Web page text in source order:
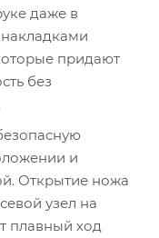
даже в
придают
без
и
Открытие ножа
узел на
плавный ход